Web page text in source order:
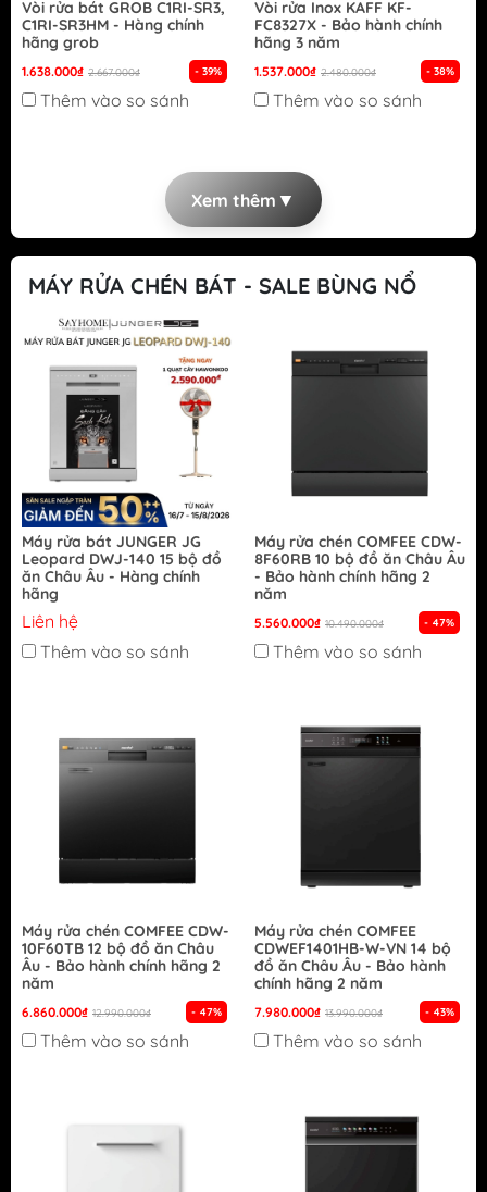
Vòi rửa bát GROB C1RI-SR3,
C1RI-SR3HM - Hàng chính
hãng grob
1.638.000₫ 2.667.000₫ - 39%
Thêm vào so sánh
Vòi rửa Inox KAFF KF-
FC8327X - Bảo hành chính
hãng 3 năm
1.537.000₫ 2.480.000₫ - 38%
Thêm vào so sánh
Xem thêm ▼
MÁY RỬA CHÉN BÁT - SALE BÙNG NỔ
Máy rửa bát JUNGER JG
Leopard DWJ-140 15 bộ đồ
ăn Châu Âu - Hàng chính
hãng
Liên hệ
Thêm vào so sánh
Máy rửa chén COMFEE CDW-
8F60RB 10 bộ đồ ăn Châu Âu
- Bảo hành chính hãng 2
năm
5.560.000₫ 10.490.000₫ - 47%
Thêm vào so sánh
Máy rửa chén COMFEE CDW-
10F60TB 12 bộ đồ ăn Châu
Âu - Bảo hành chính hãng 2
năm
6.860.000₫ 12.990.000₫ - 47%
Thêm vào so sánh
Máy rửa chén COMFEE
CDWEF1401HB-W-VN 14 bộ
đồ ăn Châu Âu - Bảo hành
chính hãng 2 năm
7.980.000₫ 13.990.000₫ - 43%
Thêm vào so sánh